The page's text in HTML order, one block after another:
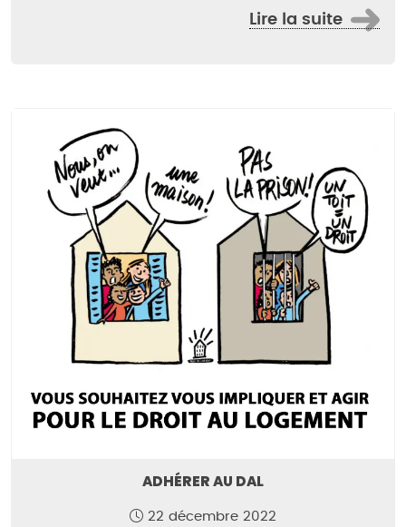
Lire la suite
ADHÉRER AU DAL
22 décembre 2022